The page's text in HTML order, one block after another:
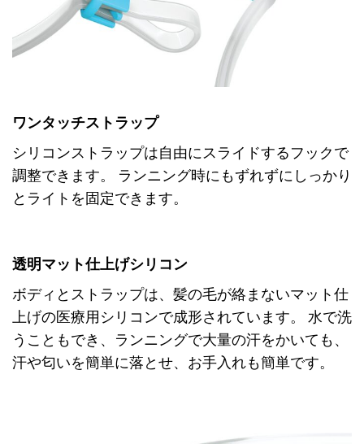
ワンタッチストラップ
シリコンストラップは自由にスライドするフックで
調整できます。 ランニング時にもずれずにしっかり
とライトを固定できます。
透明マット仕上げシリコン
ボディとストラップは、髪の毛が絡まないマット仕
上げの医療用シリコンで成形されています。 水で洗
うこともでき、ランニングで大量の汗をかいても、
汗や匂いを簡単に落とせ、お手入れも簡単です。